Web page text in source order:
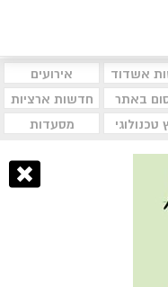
אשדוד
אירועים
באתר
חדשות ארציות
טכנולוגי מסעדות